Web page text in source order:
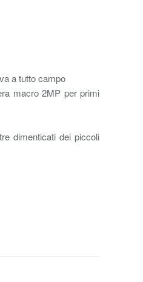
a tutto campo
macro 2MP per primi
dimenticati dei piccoli